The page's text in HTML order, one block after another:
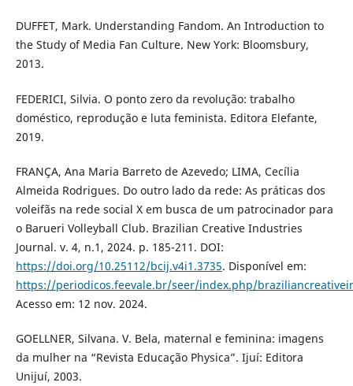
DUFFET, Mark. Understanding Fandom. An Introduction to
the Study of Media Fan Culture. New York: Bloomsbury,
2013.
FEDERICI, Silvia. O ponto zero da revolução: trabalho
doméstico, reprodução e luta feminista. Editora Elefante,
2019.
FRANÇA, Ana Maria Barreto de Azevedo; LIMA, Cecília
Almeida Rodrigues. Do outro lado da rede: As práticas dos
voleifãs na rede social X em busca de um patrocinador para
o Barueri Volleyball Club. Brazilian Creative Industries
Journal. v. 4, n.1, 2024. p. 185-211. DOI:
https://doi.org/10.25112/bcij.v4i1.3735. Disponível em:
https://periodicos.feevale.br/seer/index.php/
Acesso em: 12 nov. 2024.
GOELLNER, Silvana. V. Bela, maternal e feminina: imagens
da mulher na “Revista Educação Physica”. Ijuí: Editora
Unijuí, 2003.